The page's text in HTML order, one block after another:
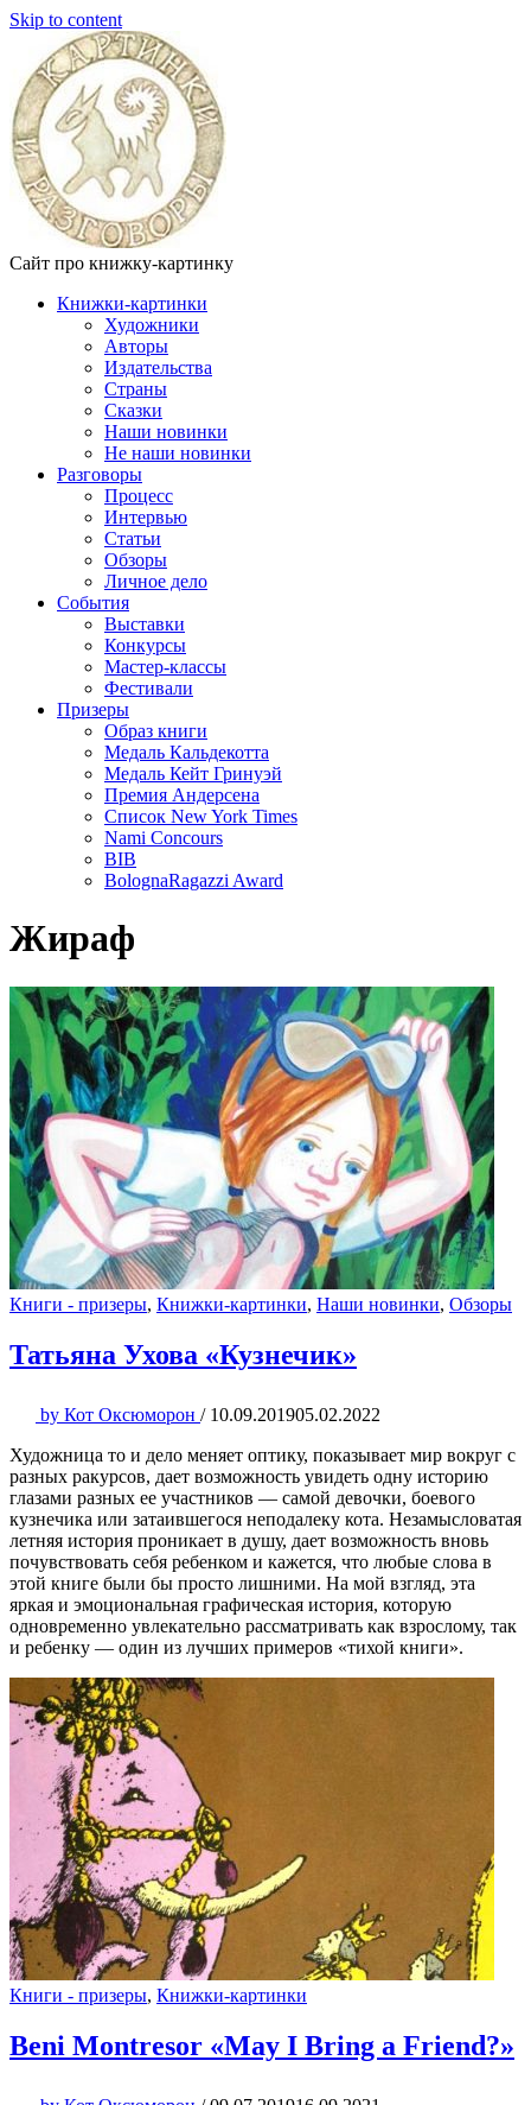
Skip to content
Сайт про книжку-картинку
Книжки-картинки
Художники
Авторы
Издательства
Страны
Сказки
Наши новинки
Не наши новинки
Разговоры
Процесс
Интервью
Статьи
Обзоры
Личное дело
События
Выставки
Конкурсы
Мастер-классы
Фестивали
Призеры
Образ книги
Медаль Кальдекотта
Медаль Кейт Гринуэй
Премия Андерсена
Список New York Times
Nami Concours
BIB
BolognaRagazzi Award
Жираф
Книги - призеры, Книжки-картинки, Наши новинки, Обзоры
Татьяна Ухова «Кузнечик»
by Кот Оксюморон / 10.09.201905.02.2022
Художница то и дело меняет оптику, показывает мир вокруг с
разных ракурсов, дает возможность увидеть одну историю
глазами разных ее участников — самой девочки, боевого
кузнечика или затаившегося неподалеку кота. Незамысловатая
летняя история проникает в душу, дает возможность вновь
почувствовать себя ребенком и кажется, что любые слова в
этой книге были бы просто лишними. На мой взгляд, эта
яркая и эмоциональная графическая история, которую
одновременно увлекательно рассматривать как взрослому, так
и ребенку — один из лучших примеров «тихой книги».
Книги - призеры, Книжки-картинки
Beni Montresor «May I Bring a Friend?»